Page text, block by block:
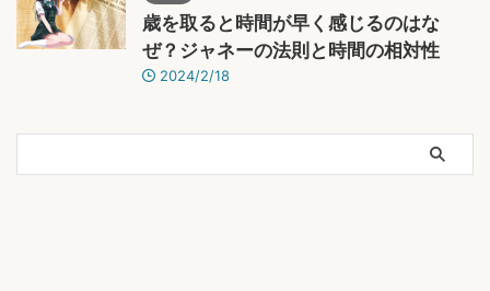
歳を取ると時間が早く感じるのはな
ぜ？ジャネーの法則と時間の相対性
2024/2/18